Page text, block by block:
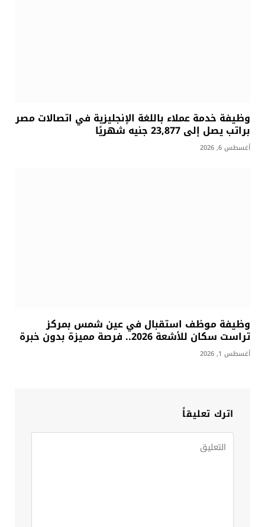
وظيفة خدمة عملاء باللغة الإنجليزية في اتصالات مصر
براتب يصل إلى 23,877 جنيه شهريًا
أغسطس 6, 2026
وظيفة موظف استقبال في عين شمس بمركز
تراست سكان للأشعة 2026.. فرصة مميزة بدون خبرة
أغسطس 1, 2026
اترك تعليقاً